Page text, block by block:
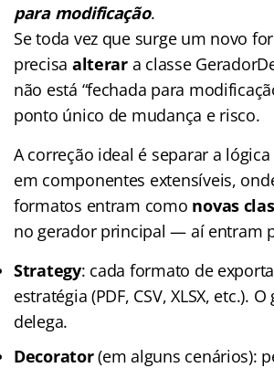
para modificação.
Se toda vez que surge um novo
precisa alterara classe
não está “fechada para
ponto único de mudança e risco.
A correção ideal é separar a
em componentes extensíveis,
formatos entram como novas
no gerador principal — aí entram
Strategy: cada formato de
estratégia (PDF, CSV, XLSX, etc.).
delega.
Decorator(em alguns cenários):